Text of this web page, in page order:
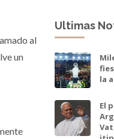
al
un
Ultimas
la
El